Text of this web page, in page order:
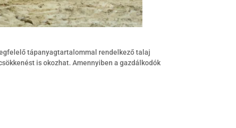
tápanyagtartalommal rendelkező talaj
is okozhat. Amennyiben a gazdálkodók